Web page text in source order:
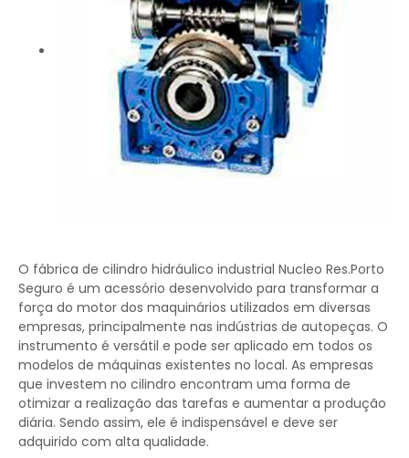
O fábrica de cilindro hidráulico industrial Nucleo Res.Porto
Seguro é um acessório desenvolvido para transformar a
força do motor dos maquinários utilizados em diversas
empresas, principalmente nas indústrias de autopeças. O
instrumento é versátil e pode ser aplicado em todos os
modelos de máquinas existentes no local. As empresas
que investem no cilindro encontram uma forma de
otimizar a realização das tarefas e aumentar a produção
diária. Sendo assim, ele é indispensável e deve ser
adquirido com alta qualidade.